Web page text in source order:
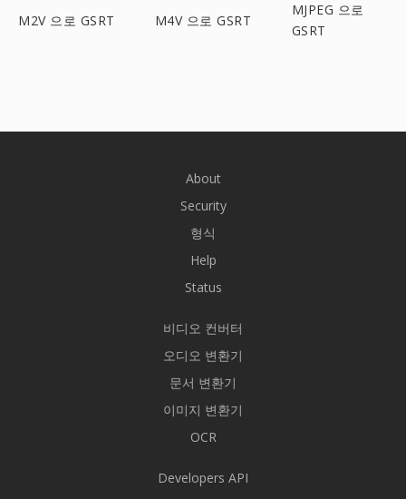
M2V 으로 GSRT M4V 으로 GSRT
MJPEG 으로
GSRT
About
Security
형식
Help
Status
비디오 컨버터
오디오 변환기
문서 변환기
이미지 변환기
OCR
Developers API